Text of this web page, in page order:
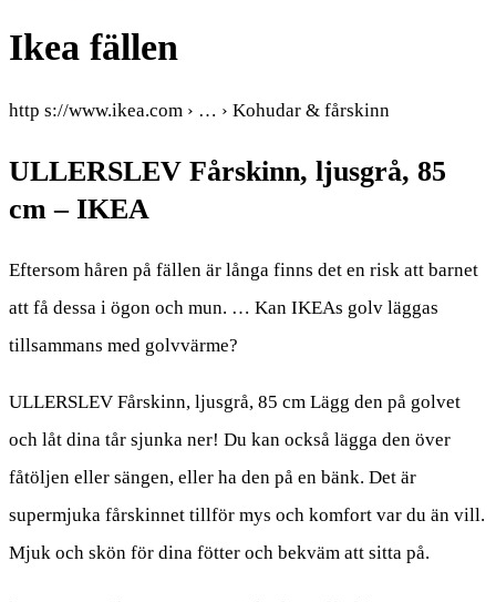
Ikea fällen
http s://www.ikea.com › … › Kohudar & fårskinn
ULLERSLEV Fårskinn, ljusgrå, 85
cm – IKEA
Eftersom håren på fällen är långa finns det en risk att barnet
att få dessa i ögon och mun. … Kan IKEAs golv läggas
tillsammans med golvvärme?
ULLERSLEV Fårskinn, ljusgrå, 85 cm Lägg den på golvet
och låt dina tår sjunka ner! Du kan också lägga den över
fåtöljen eller sängen, eller ha den på en bänk. Det är
supermjuka fårskinnet tillför mys och komfort var du än vill.
Mjuk och skön för dina fötter och bekväm att sitta på.